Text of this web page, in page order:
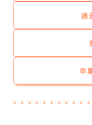
過
卒